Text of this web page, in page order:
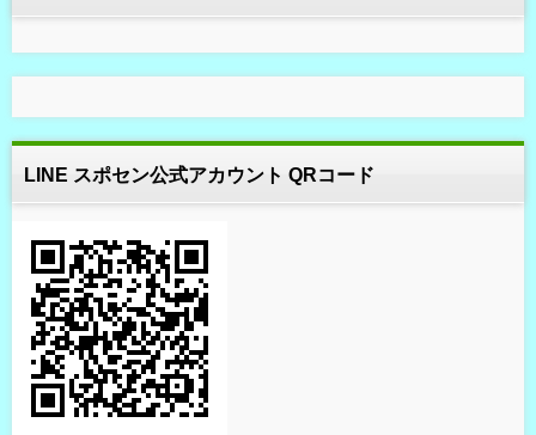
LINE スポセン公式アカウント QRコード